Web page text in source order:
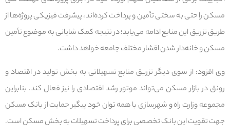
مسکن را حتی به سختی تأمین و پرداخت کرده‌اند، پیشرفت فیزیکی پروژه‌ها از
طریق تزریق این منابع ادامه می‌یابد؛ در نتیجه کمک شایانی به موضوع تأمین
مسکن و خانه‌دار شدن اقشار مختلف جامعه خواهد داشت.
وی افزود: از سوی دیگر تزریق منابع تسهیلاتی به بخش تولید در اقتصاد و
رونق در بازار مسکن می‌تواند موتور رشد اقتصادی را نیز فعال کند. بنابراین
مجموعه وزارت راه و شهرسازی با همه توان خود پیگیر حمایت از بانک مسکن
جهت تقویت این بانک تخصصی برای پرداخت تسهیلات به بخش مسکن است.